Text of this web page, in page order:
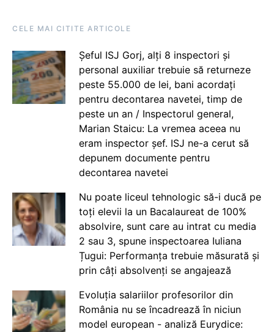
CELE MAI CITITE ARTICOLE
Șeful ISJ Gorj, alți 8 inspectori și
personal auxiliar trebuie să returneze
peste 55.000 de lei, bani acordați
pentru decontarea navetei, timp de
peste un an / Inspectorul general,
Marian Staicu: La vremea aceea nu
eram inspector șef. ISJ ne-a cerut să
depunem documente pentru
decontarea navetei
Nu poate liceul tehnologic să-i ducă pe
toți elevii la un Bacalaureat de 100%
absolvire, sunt care au intrat cu media
2 sau 3, spune inspectoarea Iuliana
Țugui: Performanța trebuie măsurată și
prin câți absolvenți se angajează
Evoluția salariilor profesorilor din
România nu se încadrează în niciun
model european - analiză Eurydice: